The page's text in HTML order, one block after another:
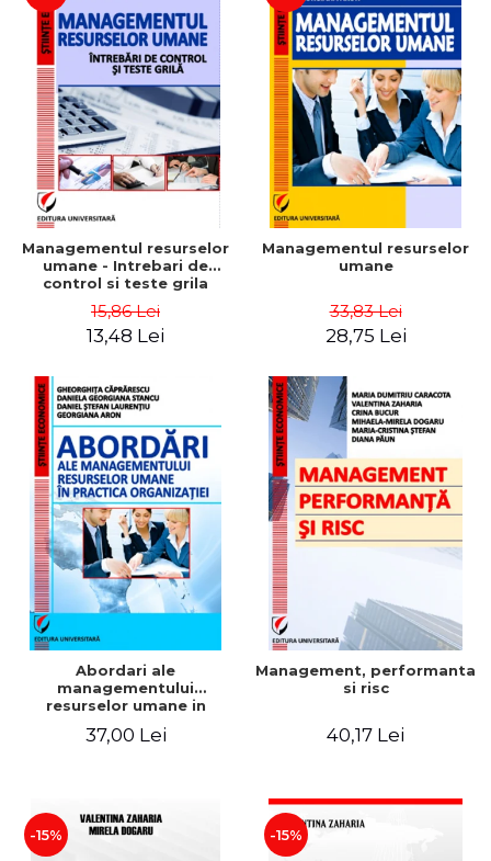
Managementul resurselor
umane - Intrebari de
control si teste grila
15,86 Lei
13,48 Lei
Managementul resurselor
umane
33,83 Lei
28,75 Lei
Abordari ale
managementului
resurselor umane in
37,00 Lei
Management, performanta
si risc
40,17 Lei
-15% -15%